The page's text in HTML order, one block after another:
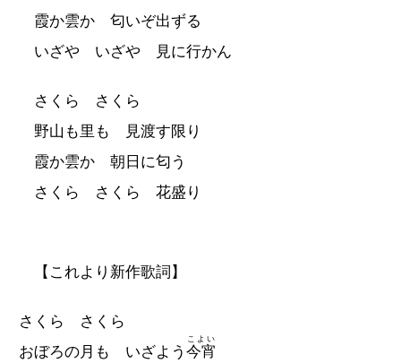
霞か雲か 匂いぞ出ずる
いざや いざや 見に行かん
さくら さくら
野山も里も 見渡す限り
霞か雲か 朝日に匂う
さくら さくら 花盛り
【これより新作歌詞】
さくら さくら
おぼろの月も いざよう 今宵
こよい